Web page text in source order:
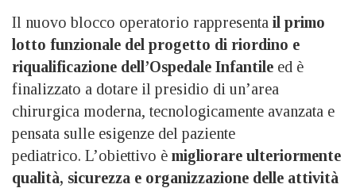
Il nuovo blocco operatorio rappresenta il primo
lotto funzionale del progetto di riordino e
riqualificazione dell’Ospedale Infantile ed è
finalizzato a dotare il presidio di un’area
chirurgica moderna, tecnologicamente avanzata e
pensata sulle esigenze del paziente
pediatrico. L’obiettivo è migliorare ulteriormente
qualità, sicurezza e organizzazione delle attività